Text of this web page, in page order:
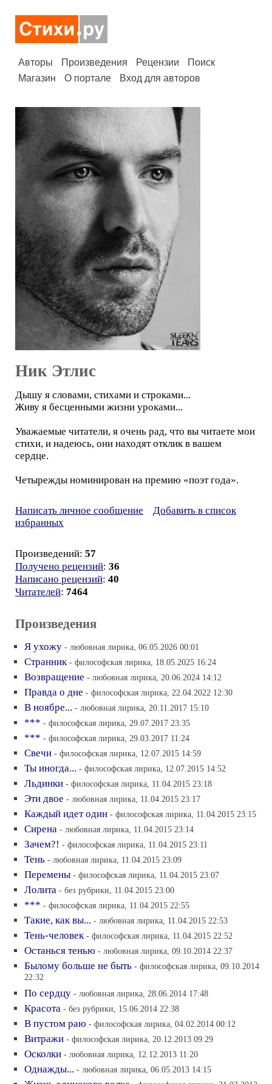
Авторы Произведения Рецензии
Поиск
Магазин
О портале Вход для авторов
Ник Этлис
Дышу я словами, стихами и строками...
Живу я бесценными жизни уроками...
Уважаемые читатели, я очень рад, что вы читаете мои
стихи, и надеюсь, они находят отклик в вашем
сердце.
Четырежды номинирован на премию «поэт года».
Написать личное сообщение
Добавить в список
избранных
Произведений: 57
Получено рецензий: 36
Написано рецензий: 40
Читателей: 7464
Произведения
Я ухожу - любовная лирика, 06.05.2026 00:01
Странник - философская лирика, 18.05.2025 16:24
Возвращение - любовная лирика, 20.06.2024 14:12
Правда о дне - философская лирика, 22.04.2022 12:30
В ноябре... - любовная лирика, 20.11.2017 15:10
*** - философская лирика, 29.07.2017 23:35
*** - философская лирика, 29.03.2017 11:24
Свечи - философская лирика, 12.07.2015 14:59
Ты иногда... - философская лирика, 12.07.2015 14:52
Льдинки - философская лирика, 11.04.2015 23:18
Эти двое - любовная лирика, 11.04.2015 23:17
Каждый идет один - философская лирика, 11.04.2015 23:15
Сирена - любовная лирика, 11.04.2015 23:14
Зачем?! - философская лирика, 11.04.2015 23:11
Тень - любовная лирика, 11.04.2015 23:09
Перемены - философская лирика, 11.04.2015 23:07
Лолита - без рубрики, 11.04.2015 23:00
*** - философская лирика, 11.04.2015 22:55
Такие, как вы... - любовная лирика, 11.04.2015 22:53
Тень-человек - философская лирика, 11.04.2015 22:52
Останься тенью - любовная лирика, 09.10.2014 22:37
Былому больше не быть - философская лирика, 09.10.2014
22:32
По сердцу - любовная лирика, 28.06.2014 17:48
Красота - без рубрики, 15.06.2014 22:38
В пустом раю - философская лирика, 04.02.2014 00:12
Витражи - философская лирика, 20.12.2013 09:29
Осколки - любовная лирика, 12.12.2013 11:20
Однажды... - любовная лирика, 06.05.2013 14:15